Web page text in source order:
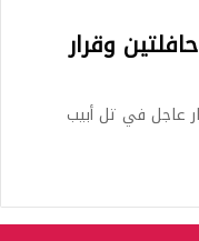
وقرار
عاجل في تل أبيب